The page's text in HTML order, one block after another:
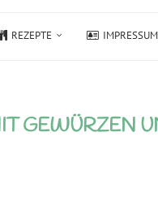
REZEPTE IMPRESSUM
GEWÜRZEN